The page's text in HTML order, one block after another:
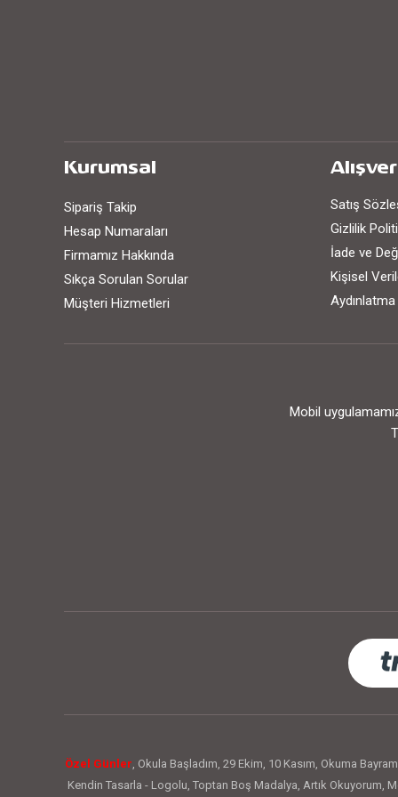
Kurumsal
Sipariş Takip
Hesap Numaraları
Firmamız Hakkında
Sıkça Sorulan Sorular
Müşteri Hizmetleri
Satış
Gizlilik
İade ve
Kişisel
Mobil
Özel Günler, Okula Başladım, 29 Ekim, 10 Kasım, Okuma
Kendin Tasarla - Logolu, Toptan Boş Madalya, Artık Okuyorum,